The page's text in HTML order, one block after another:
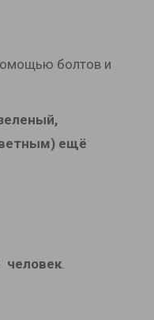
болтов и
ещё
человек